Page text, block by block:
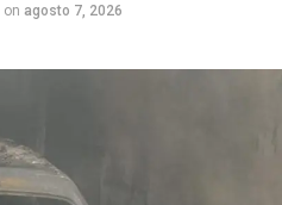
on agosto 7, 2026